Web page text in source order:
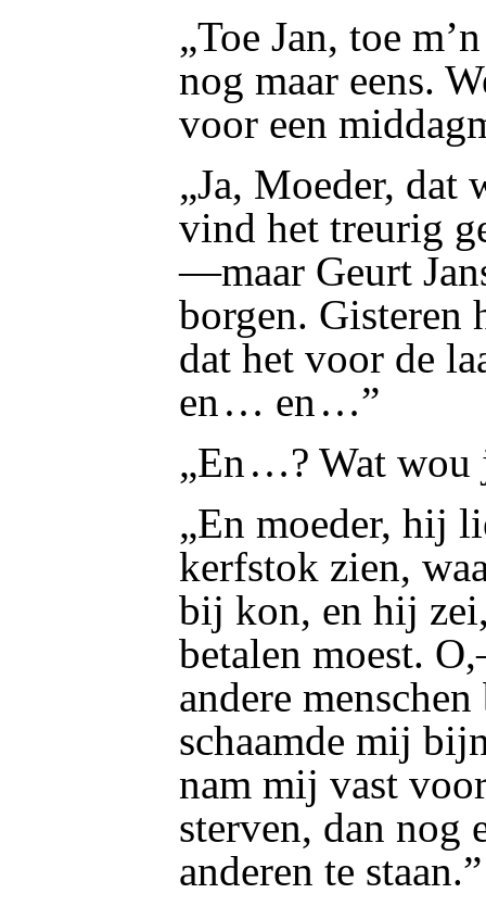
„Toe Jan, toe
nog maar eens.
voor een
„Ja, Moeder,
vind het treurig
—maar Geurt
borgen.
dat het voor de
en … en …”
„En …? Wat wou
„En moeder, hij
kerfstok zien,
bij kon, en hij
betalen moest.
andere
schaamde mij
nam mij vast
sterven, dan nog
anderen te staan.”